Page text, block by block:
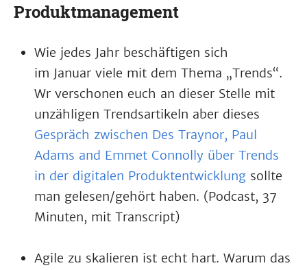
Produktmanagement
Wie jedes Jahr beschäftigen sich
im Januar viele mit dem Thema „Trends“.
Wr verschonen euch an dieser Stelle mit
unzähligen Trendsartikeln aber dieses
Gespräch zwischen Des Traynor, Paul
Adams and Emmet Connolly über Trends
in der digitalen Produktentwicklung sollte
man gelesen/gehört haben. (Podcast, 37
Minuten, mit Transcript)
Agile zu skalieren ist echt hart. Warum das